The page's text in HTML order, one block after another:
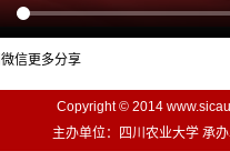
微信更多分享
Copyright © 2014
主办单位：四川农业大学 承